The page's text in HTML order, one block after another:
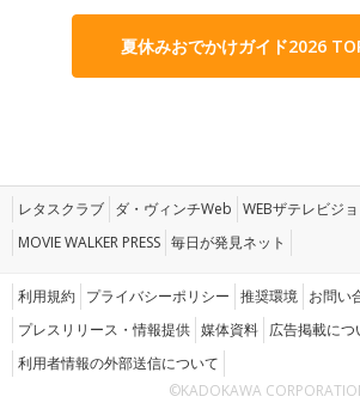
夏休みおでかけガイド2026
レタスクラブ ダ・ヴィンチWeb WEBザテレビジ
MOVIE WALKER PRESS 毎日が発見ネット
利用規約 プライバシーポリシー 推奨環境 お問い
プレスリリース・情報提供 媒体資料 広告掲載につ
利用者情報の外部送信について
©KADOKAWA